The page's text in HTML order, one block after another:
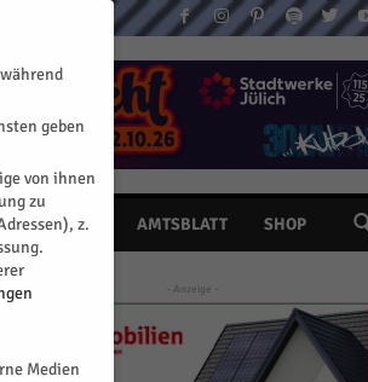
TERMINE AMTSBLATT SHOP
- Anzeige -
geben
von ihnen
zu
z.
Medien